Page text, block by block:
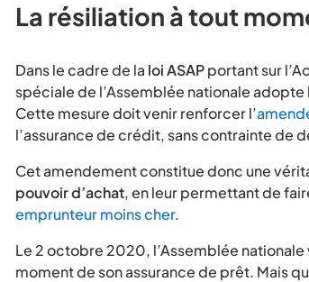
La résiliation à tout
Dans le cadre de la loi ASAPportant sur
spéciale de l’Assemblée nationale
Cette mesure doit venir renforcer l’
l’assurance de crédit, sans contrainte de
Cet amendement constitue donc une
pouvoir d’achat, en leur permettant de
emprunteur moins cher.
Le 2 octobre 2020, l’Assemblée nationale
moment de son assurance de prêt. Mais